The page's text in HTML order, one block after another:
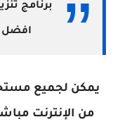
افضل
يمكن لجميع
من الإنترنت